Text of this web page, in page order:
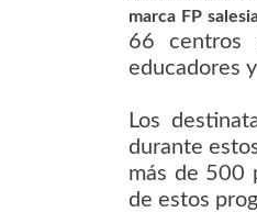
marca FP
66 centros
educadores
Los
durante
más de 500
de estos